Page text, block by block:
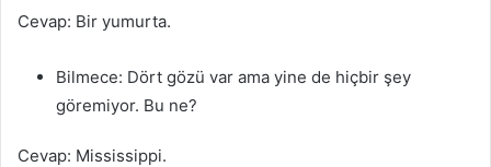
Cevap: Bir yumurta.
Bilmece: Dört gözü var ama yine de hiçbir şey
göremiyor. Bu ne?
Cevap: Mississippi.